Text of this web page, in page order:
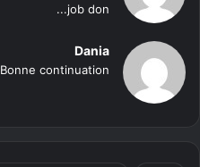
job don...
Dania
Bonne continuation...